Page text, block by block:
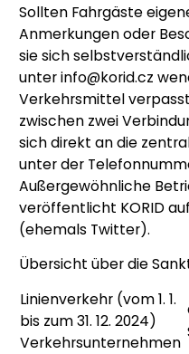
Sollten Fahrgäste
Anmerkungen oder
sie sich
unter info@korid.cz
Verkehrsmittel
zwischen zwei
sich direkt an die
unter der
Außergewöhnliche
veröffentlicht KORID
(ehemals Twitter).
Übersicht über die
Linienverkehr (vom 1. 1.
bis zum 31. 12. 2024)
Verkehrsunternehmen